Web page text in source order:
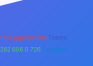
Teams:
606 0 726 Telegram: